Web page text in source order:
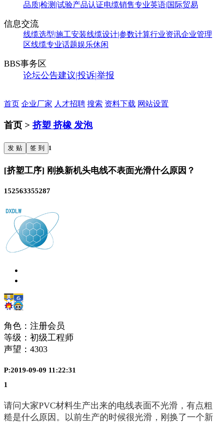
品质|检测|试验产品认证电缆销售专业英语|国际贸易
信息交流
线缆选型|施工安装线缆设计|参数计算行业资讯企业管理
区线缆专业话题娱乐休闲
BBS事务区
论坛公告建议|投诉|举报
首页 企业厂家 人才招聘 搜索 资料下载 网站设置
首页 > 挤塑 挤橡 发泡
发 贴 签 到 1
[挤塑工序] 刚换新机头电线不表面光滑什么原因？
152563355287
角色：注册会员
等级：初级工程师
声望： 4303
P:2019-09-09 11:22:31
1
请问大家PVC材料生产出来的电线表面不光滑，有点粗
糙是什么原因。以前生产的时候很光滑，刚换了一个新